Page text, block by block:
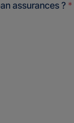
assurances ? *